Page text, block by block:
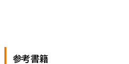
参考書籍